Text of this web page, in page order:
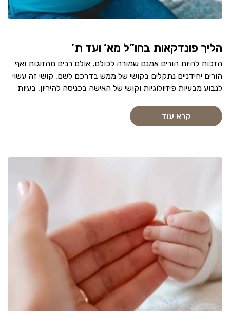
הליך פונדקאות בחו”ל מא’ ועד ת’
הזכות להיות הורים אמנם שמורה לכולם, אולם רבים מהזוגות ואף
הורים יחידניים נתקלים בקושי של ממש בדרכם לשם. קושי זה עשוי
לנבוע מבעיות פיזיולוגיות וקושי של האישה בכניסה להיריון, בעיות
קרא עוד